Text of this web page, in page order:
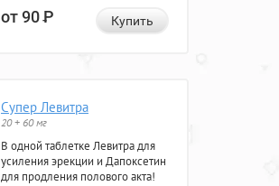
от 90Р Купить
Супер Левитра
20 + 60 мг
В одной таблетке Левитра для
усиления эрекции и Дапоксетин
для продления полового акта!